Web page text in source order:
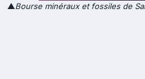
▲Bourse minéraux et fossiles de